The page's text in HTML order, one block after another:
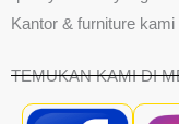
Kantor & furniture
TEMUKAN KAMI DI